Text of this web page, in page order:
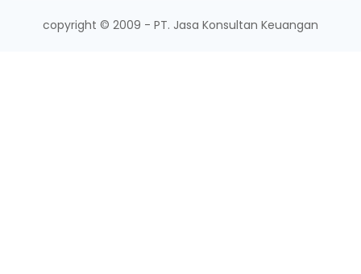
copyright © 2009 - PT. Jasa Konsultan Keuangan